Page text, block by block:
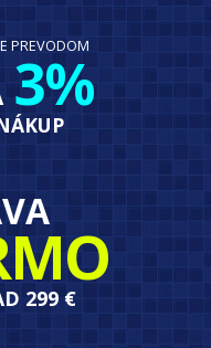
PREVODOM
3%
299 €